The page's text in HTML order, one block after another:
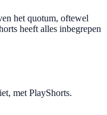
het quotum, oftewel
heeft alles inbegrepen
met PlayShorts.